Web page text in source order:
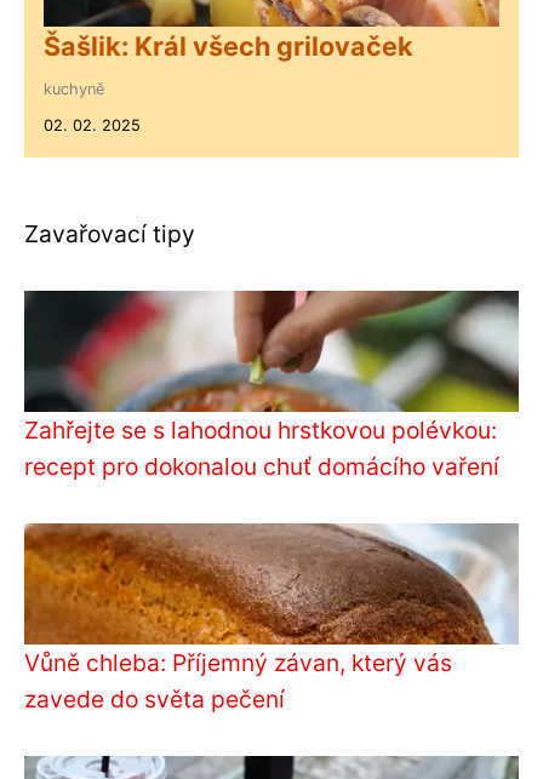
Šašlik: Král všech grilovaček
kuchyně
02. 02. 2025
Zavařovací tipy
Zahřejte se s lahodnou hrstkovou polévkou:
recept pro dokonalou chuť domácího vaření
Vůně chleba: Příjemný závan, který vás
zavede do světa pečení